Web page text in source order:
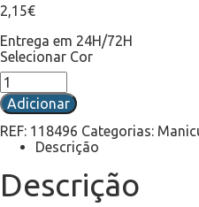
2,15€
Entrega em 24H/72H
Selecionar Cor
Adicionar
REF: 118496 Categorias:
Descrição
Descrição